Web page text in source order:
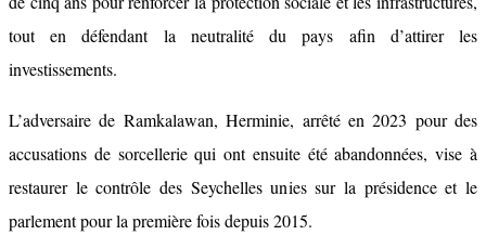
tout en défendant la neutralité du pays afin d’attirer les
investissements.
L’adversaire de Ramkalawan, Herminie, arrêté en 2023 pour des
accusations de sorcellerie qui ont ensuite été abandonnées, vise à
restaurer le contrôle des Seychelles unies sur la présidence et le
parlement pour la première fois depuis 2015.